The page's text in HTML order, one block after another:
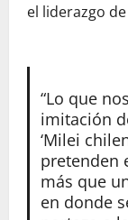
el liderazgo
“Lo que
imitación
‘Milei
pretenden
más que
en donde